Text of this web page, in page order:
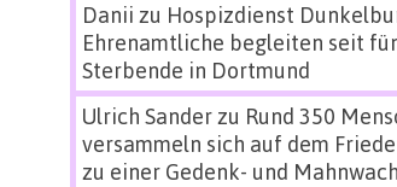
Danii zu Hospizdienst
Ehrenamtliche begleiten seit
Sterbende in Dortmund
Ulrich Sanderzu Rund 350
versammeln sich auf dem
zu einer Gedenk- und